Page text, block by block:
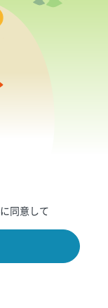
に同意して